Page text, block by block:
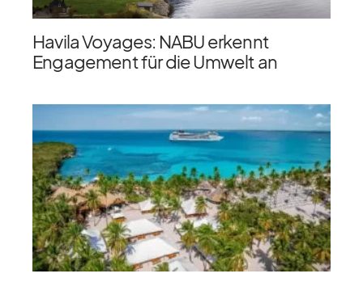
Havila Voyages: NABU erkennt
Engagement für die Umwelt an